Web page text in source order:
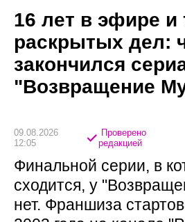
16 лет в эфире и
раскрытых дел:
закончился
"Возвращение
09.08.2026
12:05
Проверено
редакцией
Финальной серии, в
сходится, у
нет. Франшиза